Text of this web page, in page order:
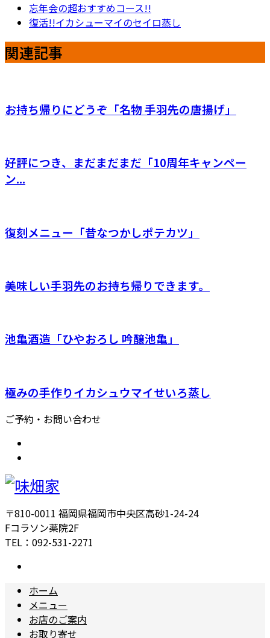
忘年会の超おすすめコース!!
復活!!イカシューマイのセイロ蒸し
関連記事
お持ち帰りにどうぞ「名物 手羽先の唐揚げ」
好評につき、まだまだまだ「10周年キャンペー
ン...
復刻メニュー「昔なつかしポテカツ」
美味しい手羽先のお持ち帰りできます。
池亀酒造「ひやおろし 吟醸池亀」
極みの手作りイカシュウマイせいろ蒸し
ご予約・お問い合わせ
〒810-0011 福岡県福岡市中央区高砂1-24-24
Fコラソン薬院2F
TEL：092-531-2271
ホーム
メニュー
お店のご案内
お取り寄せ